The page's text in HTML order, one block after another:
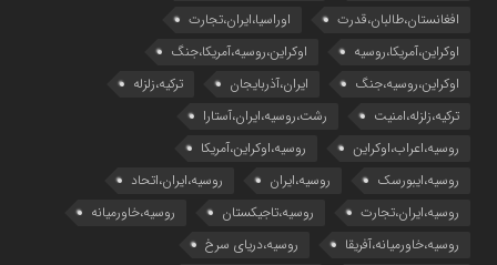
افغانستان،طالبان،قدرت
اوراسیا،ایران،تجارت
اوکراین،آمریکا،روسیه
اوکراین،روسیه،آمریکا،جنگ
اوکراین،روسیه،جنگ
ایران،آذربایجان
ترکیه،زلزله
ترکیه،زلزله،امنیت
رشت،روسیه،ایران،آستارا
روسیه،اعراب،اوکراین
روسیه،اوکراین،آمریکا
روسیه،ایبورسک
روسیه،ایران
روسیه،ایران،اتحاد
روسیه،ایران،تجارت
روسیه،تاجیکستان
روسیه،خاورمیانه
روسیه،خاورمیانه،آفریقا
روسیه،دریای سرخ